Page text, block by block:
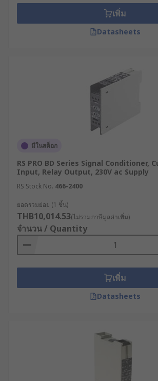
เพิ่ม
Datasheets
มีในสต็อก
RS PRO BD Series Signal Conditioner,
Input, Relay Output, 230V ac Supply
RS Stock No. 466-2400
ยอดรวมย่อย (1 ชิ้น)
THB10,014.53(ไม่รวมภาษีมูลค่าเพิ่ม)
จำนวน / Quantity
เพิ่ม
Datasheets